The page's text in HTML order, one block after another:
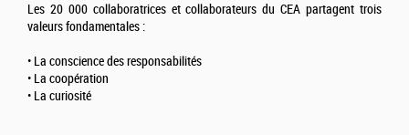
Les 20 000 collaboratrices et collaborateurs du CEA partagent trois
valeurs fondamentales :
• La conscience des responsabilités
• La coopération
• La curiosité